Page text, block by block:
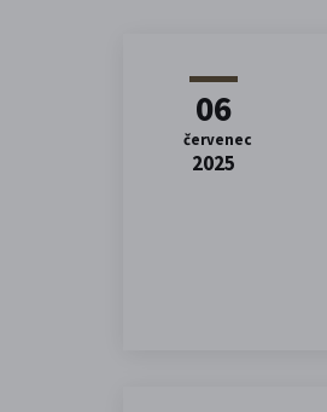
06
červenec
2025